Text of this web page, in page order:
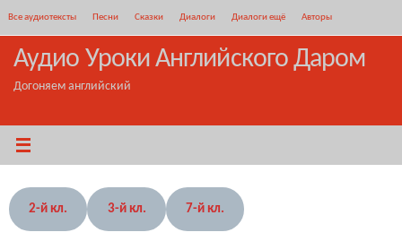
содержимому
Все аудиотексты Песни Сказки Диалоги Диалоги ещё Авторы
Аудио Уроки Английского Даром
Догоняем английский
2-й кл. 3-й кл. 7-й кл.